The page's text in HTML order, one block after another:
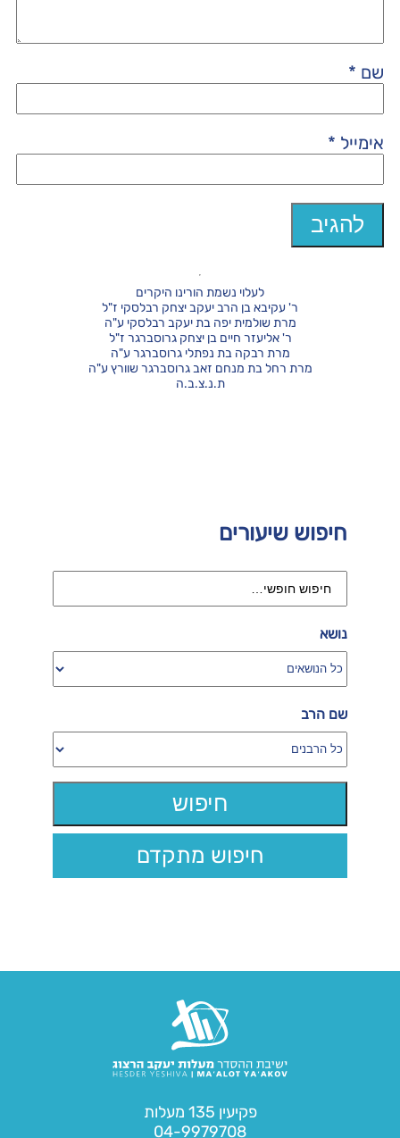
שם *
אימייל *
חיפוש שיעורים
נושא
שם הרב
חיפוש מתקדם
לעלוי נשמת הורינו היקרים
ר' עקיבא בן הרב יעקב יצחק רבלסקי ז"ל
מרת שולמית יפה בת יעקב רבלסקי ע"ה
ר' אליעזר חיים בן יצחק גרוסברגר ז"ל
מרת רבקה בת נפתלי גרוסברגר ע"ה
מרת רחל בת מנחם זאב גרוסברגר שוורץ ע"ה
ת.נ.צ.ב.ה
פקיעין 135 מעלות
04-9979708